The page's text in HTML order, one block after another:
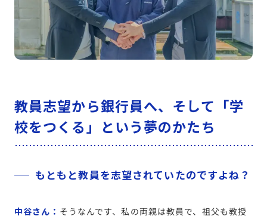
教員志望から銀行員へ、そして「学
校をつくる」という夢のかたち
もともと教員を志望されていたのですよね？
中谷さん： そうなんです、私の両親は教員で、祖父も教授